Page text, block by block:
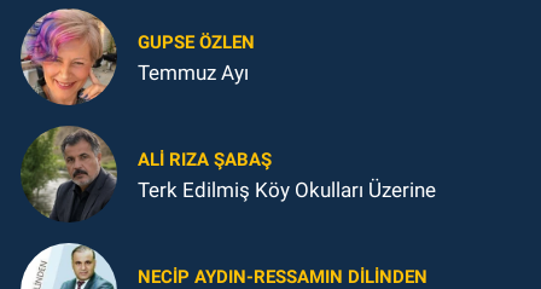
GUPSE ÖZLEN
Temmuz Ayı
ALI RIZA ŞABAŞ
Terk Edilmiş Köy Okulları Üzerine
NECIP AYDIN-RESSAMIN DILINDEN